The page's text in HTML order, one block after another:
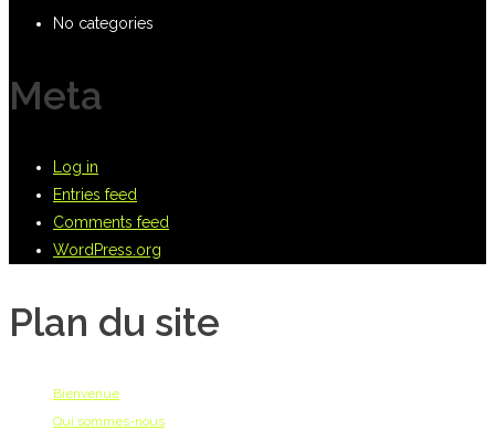
No categories
Meta
Log in
Entries feed
Comments feed
WordPress.org
Plan du site
Bienvenue
Qui sommes-nous